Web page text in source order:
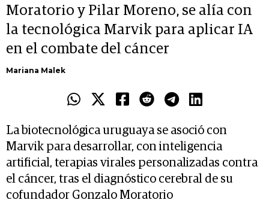
Moratorio y Pilar Moreno, se alía con
la tecnológica Marvik para aplicar IA
en el combate del cáncer
Mariana Malek
La biotecnológica uruguaya se asoció con
Marvik para desarrollar, con inteligencia
artificial, terapias virales personalizadas contra
el cáncer, tras el diagnóstico cerebral de su
cofundador Gonzalo Moratorio